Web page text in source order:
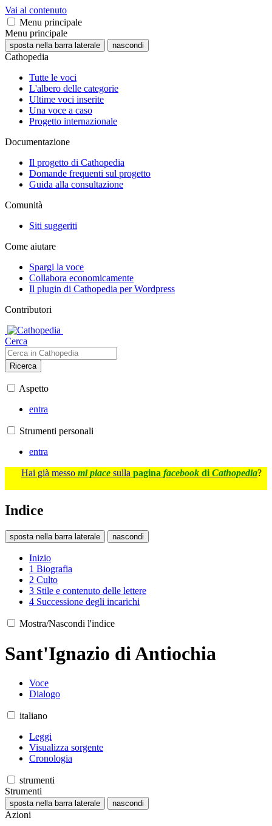
Vai al contenuto
Menu principale
Menu principale
sposta nella barra laterale nascondi
Cathopedia
Tutte le voci
L'albero delle categorie
Ultime voci inserite
Una voce a caso
Progetto internazionale
Documentazione
Il progetto di Cathopedia
Domande frequenti sul progetto
Guida alla consultazione
Comunità
Siti suggeriti
Come aiutare
Spargi la voce
Collabora economicamente
Il plugin di Cathopedia per Wordpress
Contributori
Cerca
Ricerca
Aspetto
entra
Strumenti personali
entra
Hai già messo mi piace sulla pagina facebook di Cathopedia?
Indice
sposta nella barra laterale nascondi
Inizio
1 Biografia
2 Culto
3 Stile e contenuto delle lettere
4 Successione degli incarichi
Mostra/Nascondi l'indice
Sant'Ignazio di Antiochia
Voce
Dialogo
italiano
Leggi
Visualizza sorgente
Cronologia
strumenti
Strumenti
sposta nella barra laterale nascondi
Azioni